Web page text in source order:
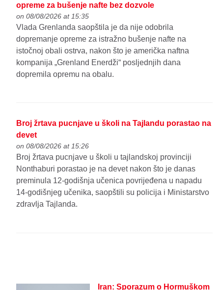
opreme za bušenje nafte bez dozvole
on 08/08/2026 at 15:35
Vlada Grenlanda saopštila je da nije odobrila
dopremanje opreme za istražno bušenje nafte na
istočnoj obali ostrva, nakon što je američka naftna
kompanija „Grenland Enerdži“ posljednjih dana
dopremila opremu na obalu.
Broj žrtava pucnjave u školi na Tajlandu porastao na
devet
on 08/08/2026 at 15:26
Broj žrtava pucnjave u školi u tajlandskoj provinciji
Nonthaburi porastao je na devet nakon što je danas
preminula 12-godišnja učenica povrijeđena u napadu
14-godišnjeg učenika, saopštili su policija i Ministarstvo
zdravlja Tajlanda.
Iran: Sporazum o Hormuškom